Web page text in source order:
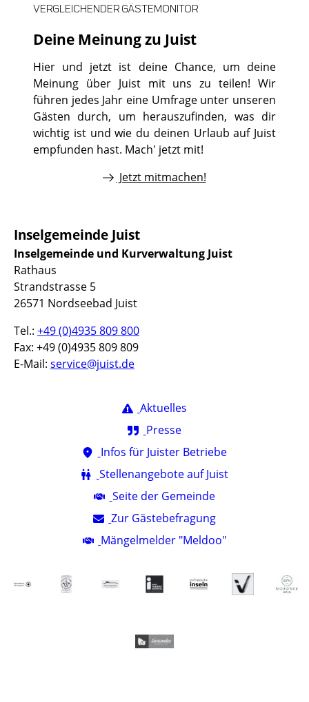
Deine Meinung zu Juist
VERGLEICHENDER GÄSTEMONITOR
Hier und jetzt ist deine Chance, um deine
Meinung über Juist mit uns zu teilen! Wir
führen jedes Jahr eine Umfrage unter unseren
Gästen durch, um herauszufinden, was dir
wichtig ist und wie du deinen Urlaub auf Juist
empfunden hast. Mach' jetzt mit!
Jetzt mitmachen!
Inselgemeinde Juist
Inselgemeinde und Kurverwaltung Juist
Rathaus
Strandstrasse 5
26571 Nordseebad Juist
Tel.: +49 (0)4935 809 800
Fax: +49 (0)4935 809 809
E-Mail: service@juist.de
Aktuelles
Presse
Infos für Juister Betriebe
Stellenangebote auf Juist
Seite der Gemeinde
Zur Gästebefragung
Mängelmelder "Meldoo"